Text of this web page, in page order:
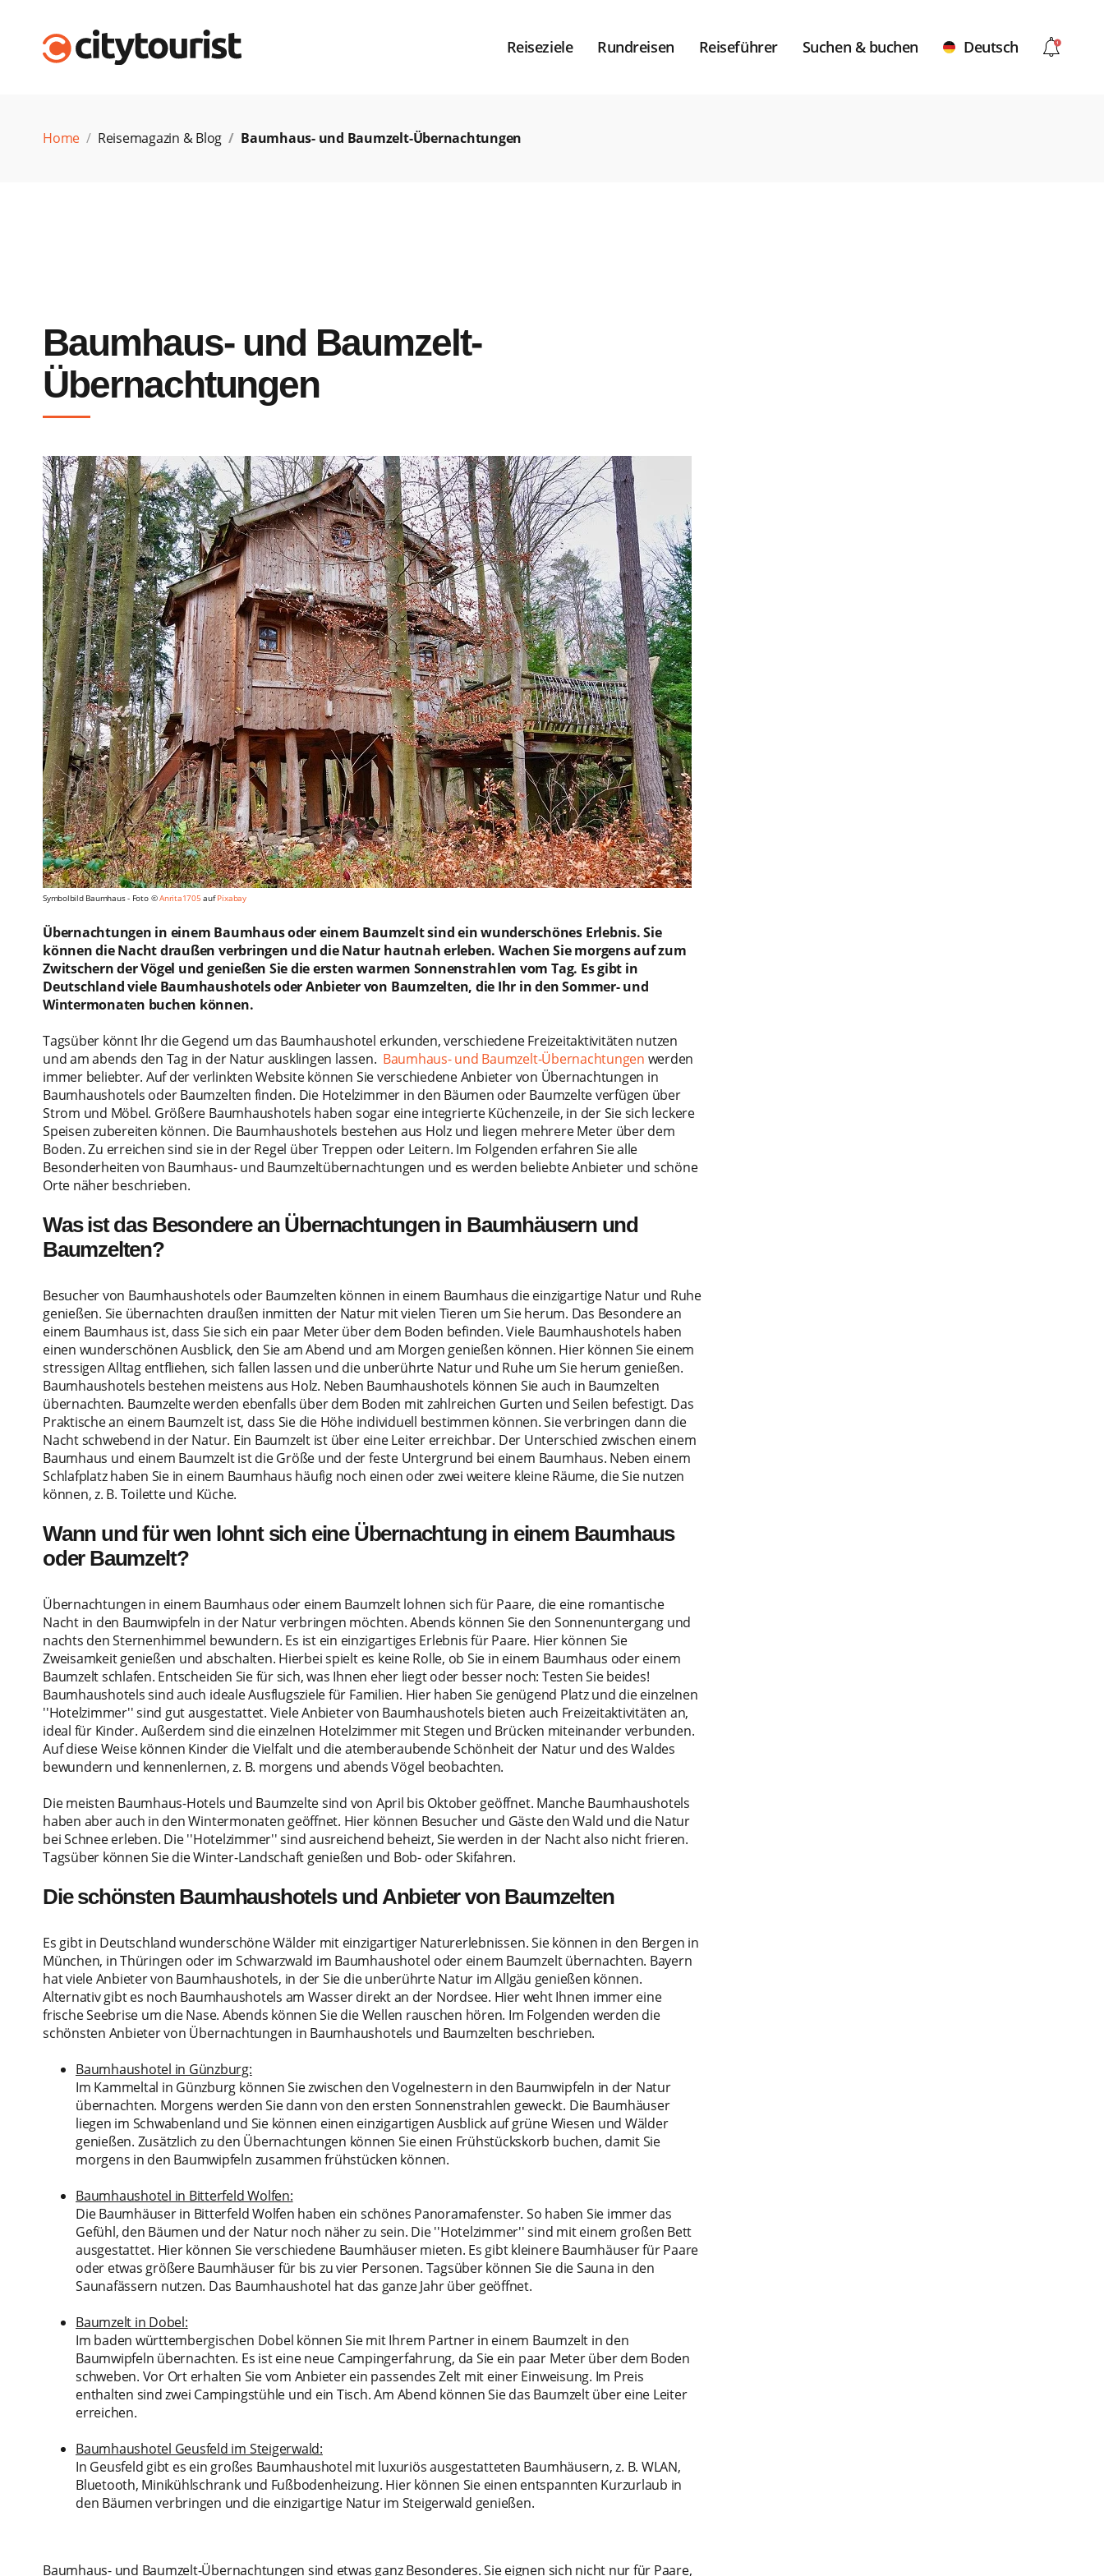
Reiseziele Rundreisen Reiseführer Suchen & buchen Deutsch
Home Reisemagazin & Blog Baumhaus- und Baumzelt-Übernachtungen
Baumhaus- und Baumzelt-
Übernachtungen
Symbolbild Baumhaus - Foto ©Anrita1705 aufPixabay
Übernachtungen in einem Baumhaus oder einem Baumzelt sind ein wunderschönes Erlebnis. Sie
können die Nacht draußen verbringen und die Natur hautnah erleben. Wachen Sie morgens auf zum
Zwitschern der Vögel und genießen Sie die ersten warmen Sonnenstrahlen vom Tag. Es gibt in
Deutschland viele Baumhaushotels oder Anbieter von Baumzelten, die Ihr in den Sommer- und
Wintermonaten buchen können.
Tagsüber könnt Ihr die Gegend um das Baumhaushotel erkunden, verschiedene Freizeitaktivitäten nutzen
und am abends den Tag in der Natur ausklingen lassen. Baumhaus- und Baumzelt-Übernachtungen werden
immer beliebter. Auf der verlinkten Website können Sie verschiedene Anbieter von Übernachtungen in
Baumhaushotels oder Baumzelten finden. Die Hotelzimmer in den Bäumen oder Baumzelte verfügen über
Strom und Möbel. Größere Baumhaushotels haben sogar eine integrierte Küchenzeile, in der Sie sich leckere
Speisen zubereiten können. Die Baumhaushotels bestehen aus Holz und liegen mehrere Meter über dem
Boden. Zu erreichen sind sie in der Regel über Treppen oder Leitern. Im Folgenden erfahren Sie alle
Besonderheiten von Baumhaus- und Baumzeltübernachtungen und es werden beliebte Anbieter und schöne
Orte näher beschrieben.
Was ist das Besondere an Übernachtungen in Baumhäusern und
Baumzelten?
Besucher von Baumhaushotels oder Baumzelten können in einem Baumhaus die einzigartige Natur und Ruhe
genießen. Sie übernachten draußen inmitten der Natur mit vielen Tieren um Sie herum. Das Besondere an
einem Baumhaus ist, dass Sie sich ein paar Meter über dem Boden befinden. Viele Baumhaushotels haben
einen wunderschönen Ausblick, den Sie am Abend und am Morgen genießen können. Hier können Sie einem
stressigen Alltag entfliehen, sich fallen lassen und die unberührte Natur und Ruhe um Sie herum genießen.
Baumhaushotels bestehen meistens aus Holz. Neben Baumhaushotels können Sie auch in Baumzelten
übernachten. Baumzelte werden ebenfalls über dem Boden mit zahlreichen Gurten und Seilen befestigt. Das
Praktische an einem Baumzelt ist, dass Sie die Höhe individuell bestimmen können. Sie verbringen dann die
Nacht schwebend in der Natur. Ein Baumzelt ist über eine Leiter erreichbar. Der Unterschied zwischen einem
Baumhaus und einem Baumzelt ist die Größe und der feste Untergrund bei einem Baumhaus. Neben einem
Schlafplatz haben Sie in einem Baumhaus häufig noch einen oder zwei weitere kleine Räume, die Sie nutzen
können, z. B. Toilette und Küche.
Wann und für wen lohnt sich eine Übernachtung in einem Baumhaus
oder Baumzelt?
Übernachtungen in einem Baumhaus oder einem Baumzelt lohnen sich für Paare, die eine romantische
Nacht in den Baumwipfeln in der Natur verbringen möchten. Abends können Sie den Sonnenuntergang und
nachts den Sternenhimmel bewundern. Es ist ein einzigartiges Erlebnis für Paare. Hier können Sie
Zweisamkeit genießen und abschalten. Hierbei spielt es keine Rolle, ob Sie in einem Baumhaus oder einem
Baumzelt schlafen. Entscheiden Sie für sich, was Ihnen eher liegt oder besser noch: Testen Sie beides!
Baumhaushotels sind auch ideale Ausflugsziele für Familien. Hier haben Sie genügend Platz und die einzelnen
''Hotelzimmer'' sind gut ausgestattet. Viele Anbieter von Baumhaushotels bieten auch Freizeitaktivitäten an,
ideal für Kinder. Außerdem sind die einzelnen Hotelzimmer mit Stegen und Brücken miteinander verbunden.
Auf diese Weise können Kinder die Vielfalt und die atemberaubende Schönheit der Natur und des Waldes
bewundern und kennenlernen, z. B. morgens und abends Vögel beobachten.
Die meisten Baumhaus-Hotels und Baumzelte sind von April bis Oktober geöffnet. Manche Baumhaushotels
haben aber auch in den Wintermonaten geöffnet. Hier können Besucher und Gäste den Wald und die Natur
bei Schnee erleben. Die ''Hotelzimmer'' sind ausreichend beheizt, Sie werden in der Nacht also nicht frieren.
Tagsüber können Sie die Winter-Landschaft genießen und Bob- oder Skifahren.
Die schönsten Baumhaushotels und Anbieter von Baumzelten
Es gibt in Deutschland wunderschöne Wälder mit einzigartiger Naturerlebnissen. Sie können in den Bergen in
München, in Thüringen oder im Schwarzwald im Baumhaushotel oder einem Baumzelt übernachten. Bayern
hat viele Anbieter von Baumhaushotels, in der Sie die unberührte Natur im Allgäu genießen können.
Alternativ gibt es noch Baumhaushotels am Wasser direkt an der Nordsee. Hier weht Ihnen immer eine
frische Seebrise um die Nase. Abends können Sie die Wellen rauschen hören. Im Folgenden werden die
schönsten Anbieter von Übernachtungen in Baumhaushotels und Baumzelten beschrieben.
Baumhaushotel in Günzburg:
Im Kammeltal in Günzburg können Sie zwischen den Vogelnestern in den Baumwipfeln in der Natur
übernachten. Morgens werden Sie dann von den ersten Sonnenstrahlen geweckt. Die Baumhäuser
liegen im Schwabenland und Sie können einen einzigartigen Ausblick auf grüne Wiesen und Wälder
genießen. Zusätzlich zu den Übernachtungen können Sie einen Frühstückskorb buchen, damit Sie
morgens in den Baumwipfeln zusammen frühstücken können.
Baumhaushotel in Bitterfeld Wolfen:
Die Baumhäuser in Bitterfeld Wolfen haben ein schönes Panoramafenster. So haben Sie immer das
Gefühl, den Bäumen und der Natur noch näher zu sein. Die ''Hotelzimmer'' sind mit einem großen Bett
ausgestattet. Hier können Sie verschiedene Baumhäuser mieten. Es gibt kleinere Baumhäuser für Paare
oder etwas größere Baumhäuser für bis zu vier Personen. Tagsüber können Sie die Sauna in den
Saunafässern nutzen. Das Baumhaushotel hat das ganze Jahr über geöffnet.
Baumzelt in Dobel:
Im baden württembergischen Dobel können Sie mit Ihrem Partner in einem Baumzelt in den
Baumwipfeln übernachten. Es ist eine neue Campingerfahrung, da Sie ein paar Meter über dem Boden
schweben. Vor Ort erhalten Sie vom Anbieter ein passendes Zelt mit einer Einweisung. Im Preis
enthalten sind zwei Campingstühle und ein Tisch. Am Abend können Sie das Baumzelt über eine Leiter
erreichen.
Baumhaushotel Geusfeld im Steigerwald:
In Geusfeld gibt es ein großes Baumhaushotel mit luxuriös ausgestatteten Baumhäusern, z. B. WLAN,
Bluetooth, Minikühlschrank und Fußbodenheizung. Hier können Sie einen entspannten Kurzurlaub in
den Bäumen verbringen und die einzigartige Natur im Steigerwald genießen.
Baumhaus- und Baumzelt-Übernachtungen sind etwas ganz Besonderes. Sie eignen sich nicht nur für Paare,